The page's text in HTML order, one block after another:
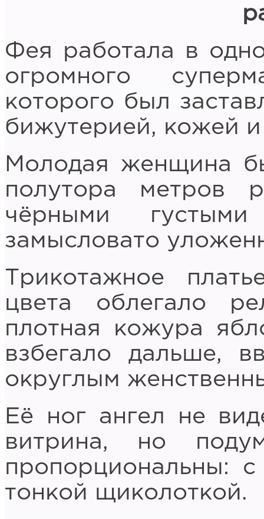
Фея работала в
огромного
которого был
бижутерией, кожей
Молодая женщина
полутора метров
чёрными
замысловато
Трикотажное
цвета облегало
плотная кожура
взбегало дальше,
округлым
Её ног ангел не
витрина, но
пропорциональны:
тонкой щиколоткой.